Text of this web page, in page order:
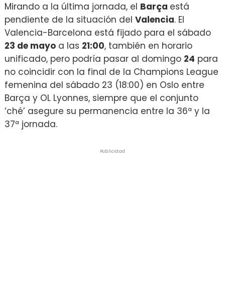
Mirando a la última jornada, el Barça está
pendiente de la situación del Valencia. El
Valencia-Barcelona está fijado para el sábado
23 de mayo a las 21:00, también en horario
unificado, pero podría pasar al domingo 24 para
no coincidir con la final de la Champions League
femenina del sábado 23 (18:00) en Oslo entre
Barça y OL Lyonnes, siempre que el conjunto
‘ché’ asegure su permanencia entre la 36ª y la
37ª jornada.
Publicidad